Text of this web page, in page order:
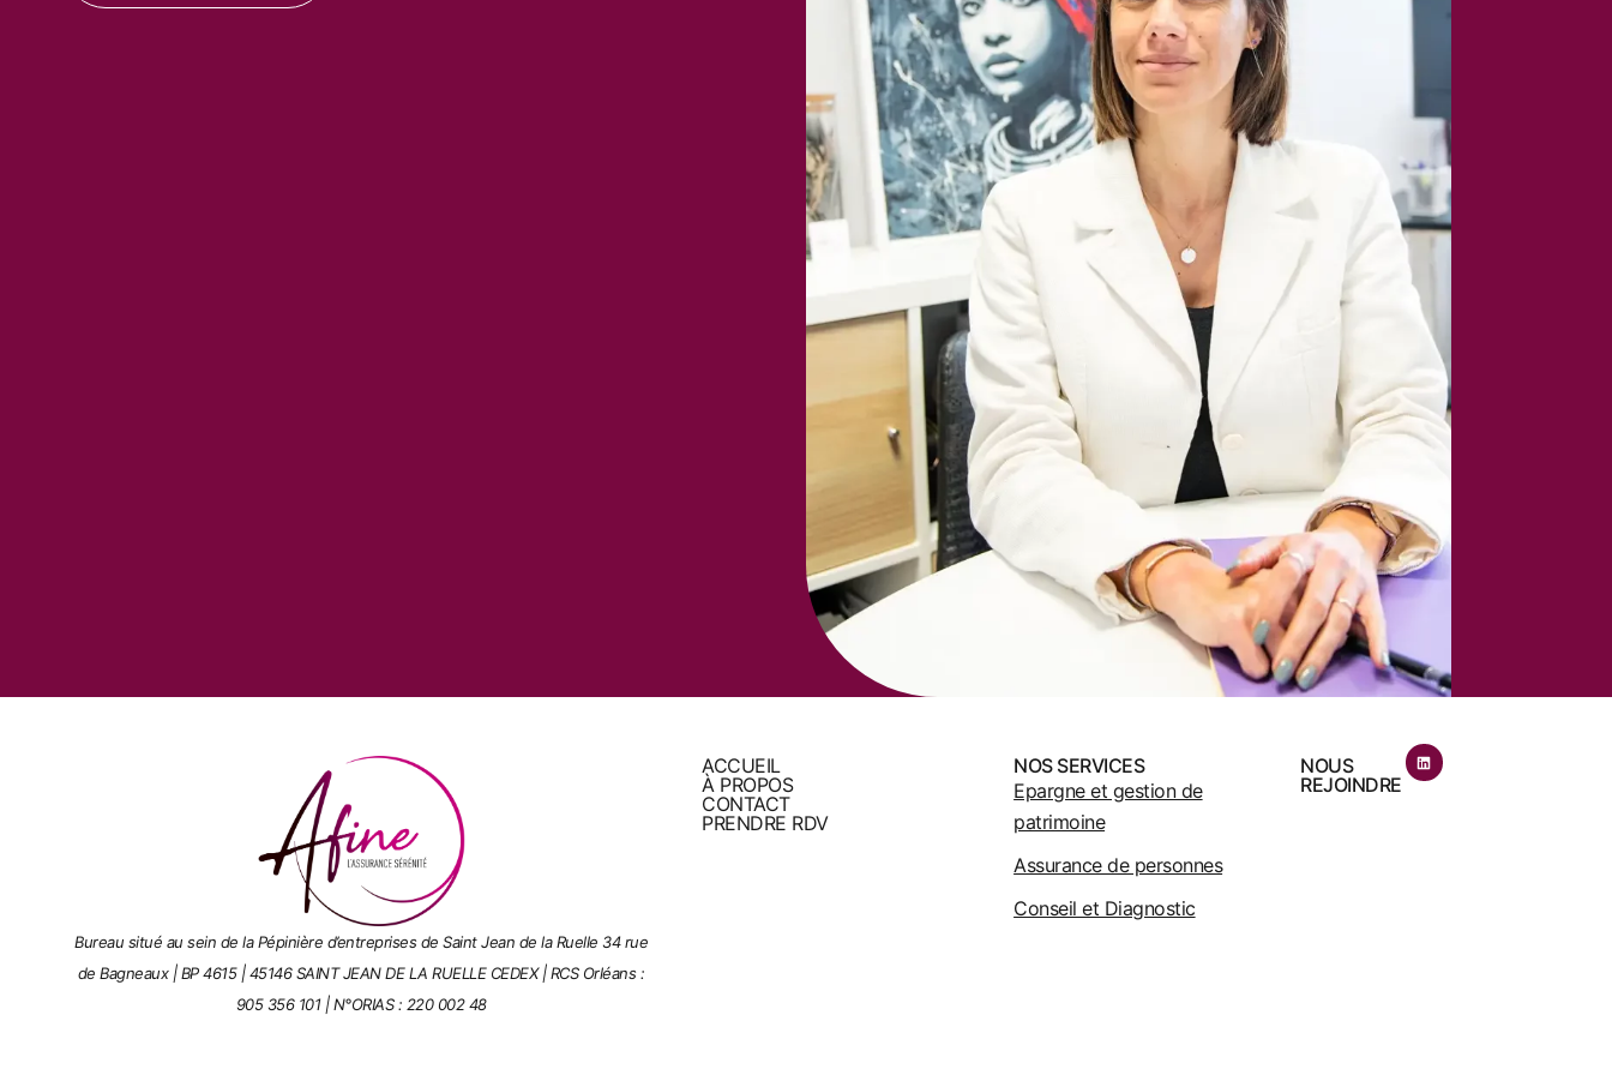
Bureau situé au sein de la Pépinière d’entreprises de Saint Jean de la Ruelle 34 rue
de Bagneaux | BP 4615 | 45146 SAINT JEAN DE LA RUELLE CEDEX |RCS Orléans :
905 356 101 |N°ORIAS : 220 002 48
ACCUEIL
À PROPOS
CONTACT
PRENDRE RDV
NOS SERVICES
Epargne et gestion de
patrimoine
Assurance de personnes
Conseil et Diagnostic
NOUS
REJOINDRE